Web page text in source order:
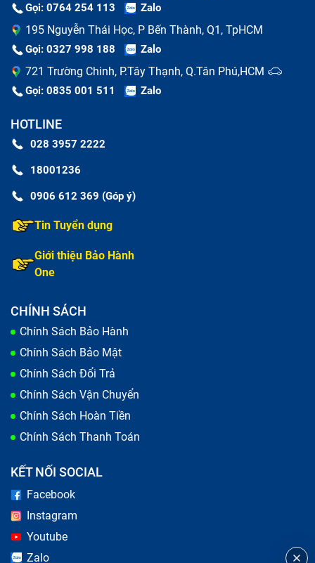
Gọi: 0764 254 113 Zalo
195 Nguyễn Thái Học, P Bến Thành, Q1, TpHCM
Gọi: 0327 998 188 Zalo
721 Trường Chinh, P.Tây Thạnh, Q.Tân Phú,HCM
Gọi: 0835 001 511 Zalo
HOTLINE
028 3957 2222
18001236
0906 612 369 (Góp ý)
Tin Tuyển dụng
Giới thiệu Bảo Hành
One
CHÍNH SÁCH
Chính Sách Bảo Hành
Chính Sách Bảo Mật
Chính Sách Đổi Trả
Chính Sách Vận Chuyển
Chính Sách Hoàn Tiền
Chính Sách Thanh Toán
KẾT NỐI SOCIAL
Facebook
Instagram
Youtube
Zalo